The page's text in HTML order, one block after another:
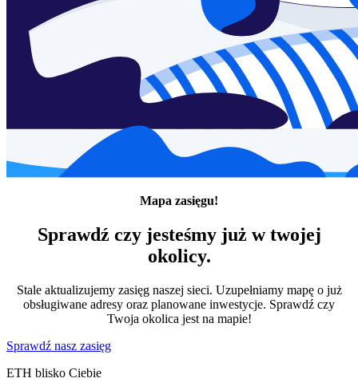
Mapa zasięgu!
Sprawdź czy jesteśmy już w twojej
okolicy.
Stale aktualizujemy zasięg naszej sieci. Uzupełniamy mapę o już
obsługiwane adresy oraz planowane inwestycje. Sprawdź czy
Twoja okolica jest na mapie!
Sprawdź nasz zasięg
ETH blisko Ciebie